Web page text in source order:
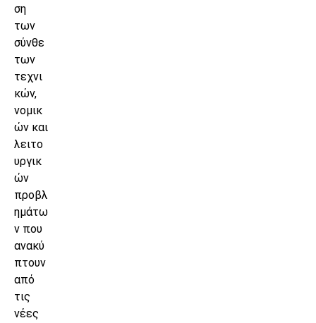
ση
των
σύνθε
των
τεχνι
κών,
νομικ
ών και
λειτο
υργικ
ών
προβλ
ημάτω
ν που
ανακύ
πτουν
από
τις
νέες